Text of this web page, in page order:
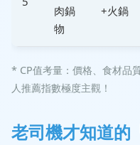
肉鍋
物
+火鍋
* CP值考量：價格、食材品
人推薦指數極度主觀！
老司機才知道的